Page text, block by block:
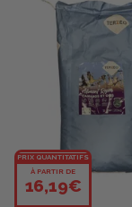
PRIX QUANTITATIFS
À PARTIR DE
16,19€